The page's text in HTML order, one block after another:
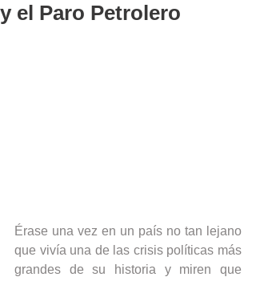
y el Paro Petrolero
Érase una vez en un país no tan lejano
que vivía una de las crisis políticas más
grandes de su historia y miren que